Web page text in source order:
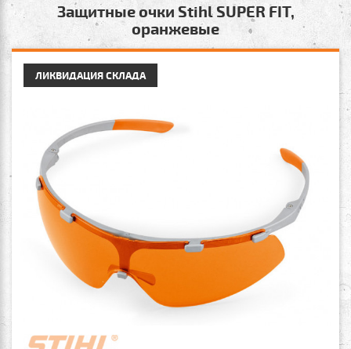
Защитные очки Stihl SUPER FIT,
оранжевые
ЛИКВИДАЦИЯ СКЛАДА